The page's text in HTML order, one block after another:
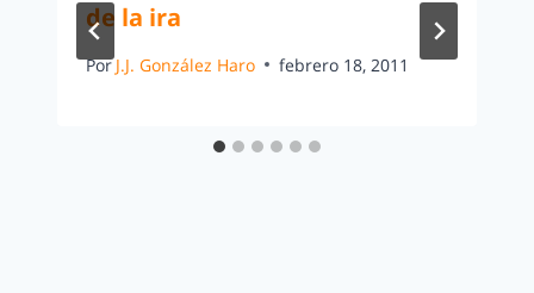
de la ira
Por J.J. González Haro febrero 18, 2011